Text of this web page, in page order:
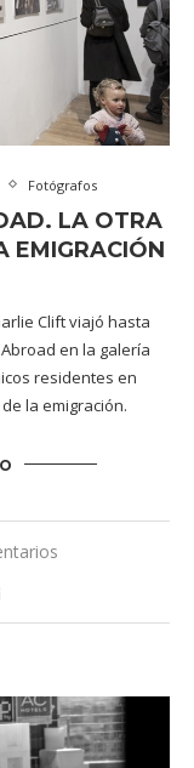
Fotógrafos
LA OTRA
EMIGRACIÓN
Clift viajó hasta
en la galería
residentes en
la emigración.